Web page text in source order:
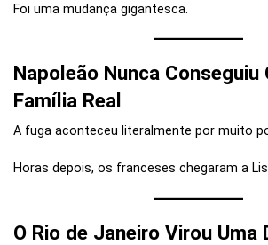
Foi uma mudança gigantesca.
Napoleão Nunca Conseguiu
Família Real
A fuga aconteceu literalmente por muito
Horas depois, os franceses chegaram a
O Rio de Janeiro Virou Uma